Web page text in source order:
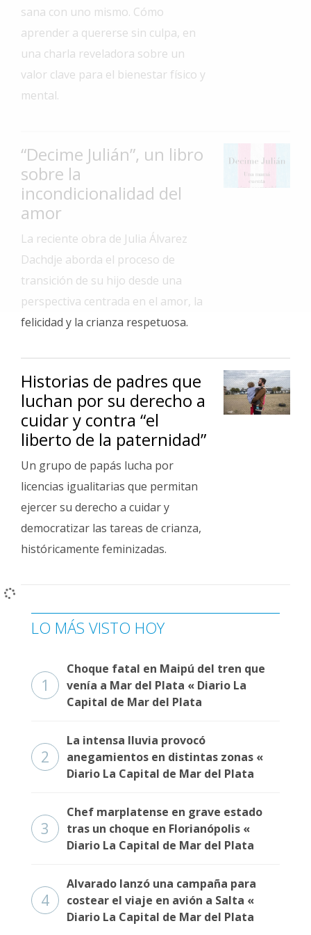
Interés
General
La
Ciudad
Deportes
Espectáculos
Policiales
Cartelera
Fotos
Familia
Fúnebres
sana con uno mismo. Cómo
aprender a quererse sin culpa, en
una charla reveladora sobre un
valor clave para el bienestar físico y
mental.
“Decime Julián”, un libro
sobre la
incondicionalidad del
amor
La reciente obra de Julia Álvarez
Dachdje aborda el proceso de
transición de su hijo desde una
perspectiva centrada en el amor, la
felicidad y la crianza respetuosa.
Historias de padres que
luchan por su derecho a
cuidar y contra “el
liberto de la paternidad”
Un grupo de papás lucha por
licencias igualitarias que permitan
ejercer su derecho a cuidar y
democratizar las tareas de crianza,
históricamente feminizadas.
LO MÁS VISTO HOY
1
Choque fatal en Maipú del tren que
venía a Mar del Plata « Diario La
Capital de Mar del Plata
2
La intensa lluvia provocó
anegamientos en distintas zonas «
Diario La Capital de Mar del Plata
3
Chef marplatense en grave estado
tras un choque en Florianópolis «
Diario La Capital de Mar del Plata
4
Alvarado lanzó una campaña para
costear el viaje en avión a Salta «
Diario La Capital de Mar del Plata